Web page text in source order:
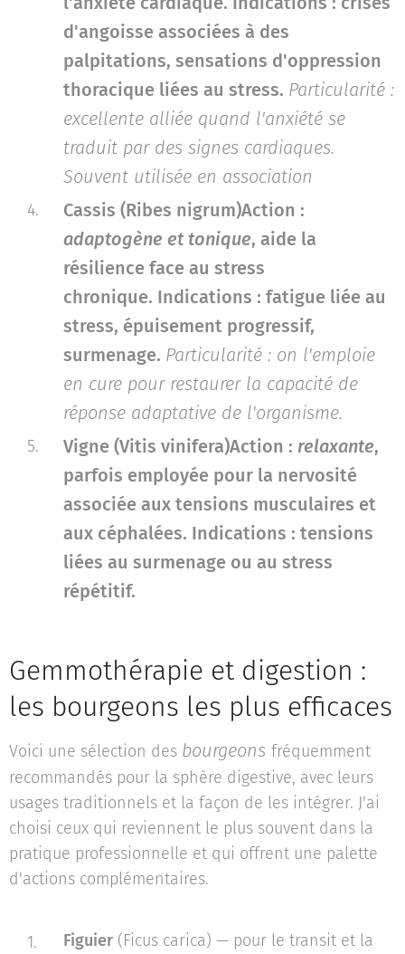
d'angoisse associées à des
palpitations, sensations d'oppression
thoracique liées au stress. Particularité :
excellente alliée quand l'anxiété se
traduit par des signes cardiaques.
Souvent utilisée en association
Cassis (Ribes nigrum)Action :
adaptogène et tonique, aide la
résilience face au stress
chronique. Indications : fatigue liée au
stress, épuisement progressif,
surmenage. Particularité : on l'emploie
en cure pour restaurer la capacité de
réponse adaptative de l'organisme.
Vigne (Vitis vinifera)Action : relaxante,
parfois employée pour la nervosité
associée aux tensions musculaires et
aux céphalées. Indications : tensions
liées au surmenage ou au stress
répétitif.
Gemmothérapie et digestion :
les bourgeons les plus efficaces
Voici une sélection des bourgeons fréquemment
recommandés pour la sphère digestive, avec leurs
usages traditionnels et la façon de les intégrer. J'ai
choisi ceux qui reviennent le plus souvent dans la
pratique professionnelle et qui offrent une palette
d'actions complémentaires.
Figuier (Ficus carica) — pour le transit et la